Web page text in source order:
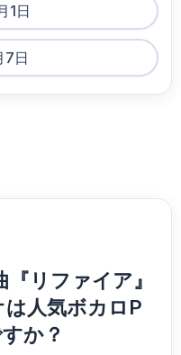
1日
7日
リファイア』
人気ボカロP
か？